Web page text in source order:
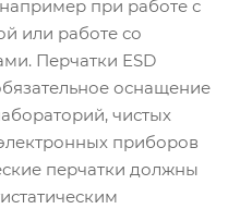
при работе с
или работе со
Перчатки ESD
оснащение
чистых
приборов
перчатки должны